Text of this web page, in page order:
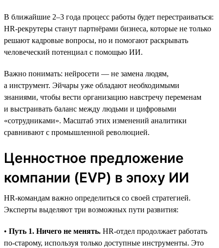
В ближайшие 2–3 года процесс работы будет перестраиваться:
HR-рекрутеры станут партнёрами бизнеса, которые не только
решают кадровые вопросы, но и помогают раскрывать
человеческий потенциал с помощью ИИ.
Важно понимать: нейросети — не замена людям,
а инструмент. Эйчары уже обладают необходимыми
знаниями, чтобы вести организацию навстречу переменам
и выстраивать баланс между людьми и цифровыми
«сотрудниками». Масштаб этих изменений аналитики
сравнивают с промышленной революцией.
Ценностное предложение
компании (EVP) в эпоху ИИ
HR-командам важно определиться со своей стратегией.
Эксперты выделяют три возможных пути развития:
• Путь 1. Ничего не менять. HR-отдел продолжает работать
по-старому, используя только доступные инструменты. Это